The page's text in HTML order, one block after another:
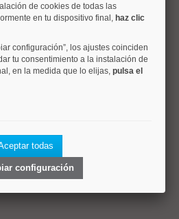
de cookies de todas las
en tu dispositivo final, haz clic
configuración”, los ajustes coinciden
tu consentimiento a la instalación de
en la medida que lo elijas, pulsa el
todas
configuración